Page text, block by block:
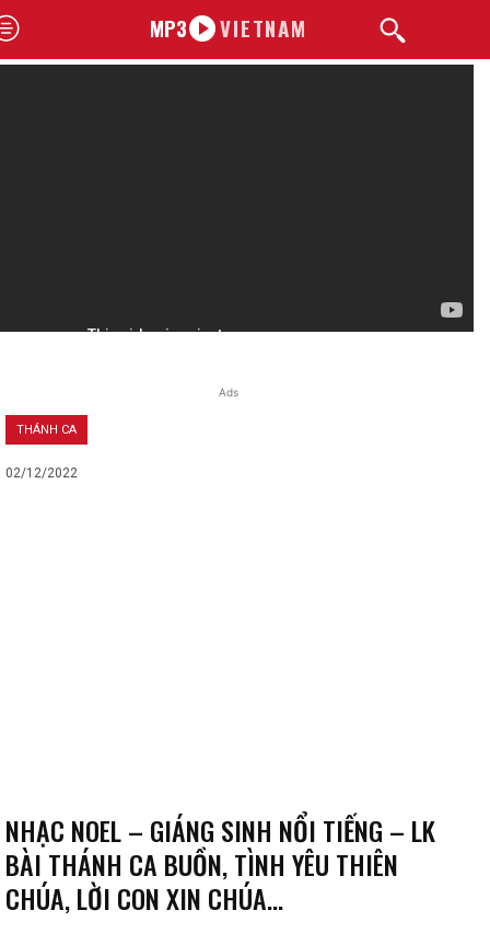
MP3 VIETNAM
Ads
THÁNH CA
02/12/2022
NHẠC NOEL – GIÁNG SINH NỔI TIẾNG – LK
BÀI THÁNH CA BUỒN, TÌNH YÊU THIÊN
CHÚA, LỜI CON XIN CHÚA…